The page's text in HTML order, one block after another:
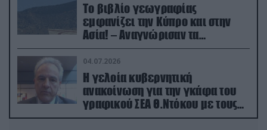
Το βιβλίο γεωγραφίας
εμφανίζει την Κύπρο και στην
Ασία! – Αναγνώρισαν τα
κατεχόμενα; (φωτο)
04.07.2026
Η γελοία κυβερνητική
ανακοίνωση για την γκάφα του
γραφικού ΣΕΑ Θ.Ντόκου με τους
Ρώσους φαρσέρ